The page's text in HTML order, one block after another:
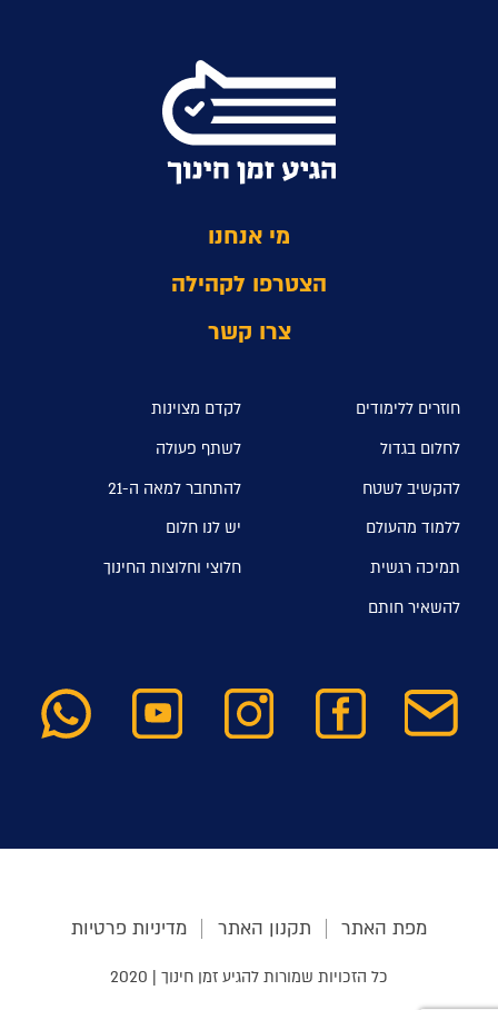
מי אנחנו
הצטרפו לקהילה
צרו קשר
חוזרים ללימודים
לקדם מצוינות
לחלום בגדול
לשתף פעולה
להקשיב לשטח
להתחבר למאה ה-21
ללמוד מהעולם
יש לנו חלום
תמיכה רגשית
חלוצי וחלוצות החינוך
להשאיר חותם
מפת האתר תקנון האתר מדיניות פרטיות
כל הזכויות שמורות להגיע זמן חינוך | 2020